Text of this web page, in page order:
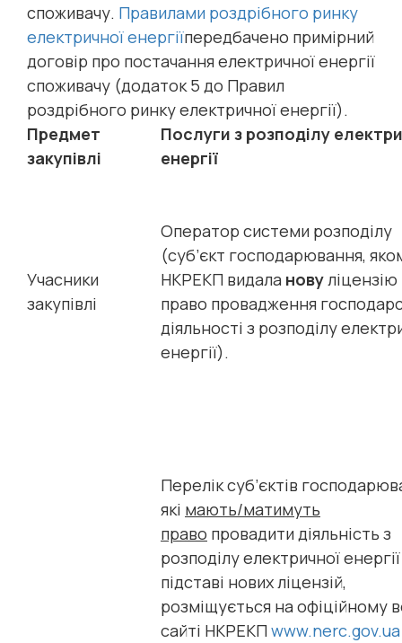
споживачу. Правилами роздрібного ринку
електричної енергіїпередбачено примірний
договір про постачання електричної енергії
споживачу (додаток 5 до Правил
роздрібного ринку електричної енергії).
Предмет
закупівлі
Послуги з розподілу
енергії
Учасники
закупівлі
Оператор системи розподілу
(суб’єкт господарювання,
НКРЕКП видала новуліцензію
право провадження
діяльності з розподілу
енергії).
Перелік суб’єктів
які мають/матимуть
право провадити діяльність з
розподілу електричної
підставі нових ліцензій,
розміщується на офіційному
сайті НКРЕКП www.nerc.gov.ua